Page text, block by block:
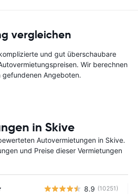
vergleichen
und gut überschaubare
Wir berechnen
Angeboten.
in Skive
Autovermietungen in Skive.
und Preise dieser Vermietungen
8.9 (10251)